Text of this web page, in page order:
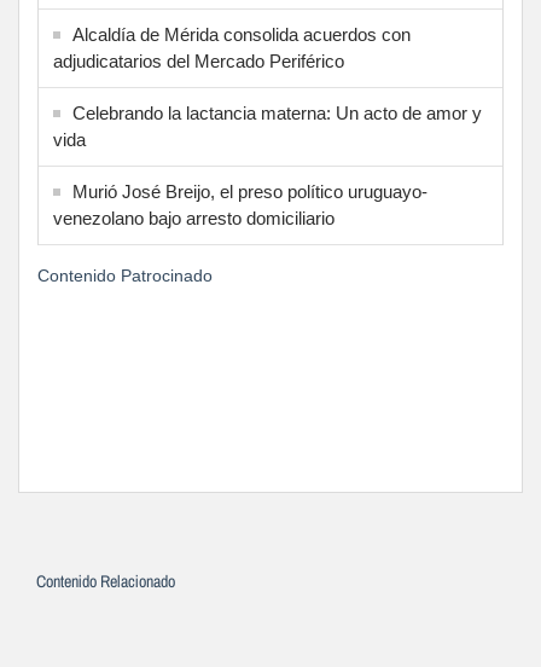
Alcaldía de Mérida consolida acuerdos con
adjudicatarios del Mercado Periférico
Celebrando la lactancia materna: Un acto de amor y
vida
Murió José Breijo, el preso político uruguayo-
venezolano bajo arresto domiciliario
Contenido Patrocinado
Contenido Relacionado